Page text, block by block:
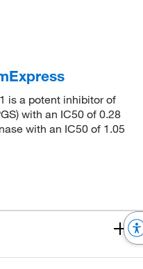
is a potent inhibitor of
with an IC50 of 0.28
with an IC50 of 1.05